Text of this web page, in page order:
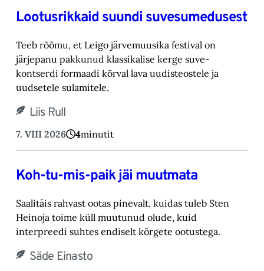
Lootusrikkaid suundi suvesumedusest
Teeb rõõmu, et Leigo järvemuusika festival on
järjepanu pakkunud klassikalise kerge suve-‎
kontserdi formaadi kõrval lava uudisteostele ja
uudsetele sulamitele.‎
Liis Rull
7. VIII 2026 4minutit
Koh-tu-mis-paik jäi muutmata
Saalitäis rahvast ootas pinevalt, kuidas tuleb Sten
Heinoja toime küll muutunud olude, kuid
‎interpreedi suhtes endiselt kõrgete ootustega.‎
Säde Einasto